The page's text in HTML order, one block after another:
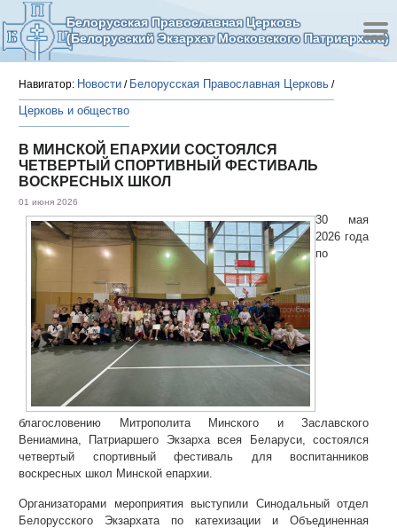
Белорусская Православная Церковь
(Белорусский Экзархат Московского Патриархата)
Навигатор: Новости / Белорусская Православная Церковь /
Церковь и общество
В МИНСКОЙ ЕПАРХИИ СОСТОЯЛСЯ
ЧЕТВЕРТЫЙ СПОРТИВНЫЙ ФЕСТИВАЛЬ
ВОСКРЕСНЫХ ШКОЛ
01 июня 2026
30 мая
2026 года
по
благословению Митрополита Минского и Заславского
Вениамина, Патриаршего Экзарха всея Беларуси, состоялся
четвертый спортивный фестиваль для воспитанников
воскресных школ Минской епархии.
Организаторами мероприятия выступили Синодальный отдел
Белорусского Экзархата по катехизации и Объединенная